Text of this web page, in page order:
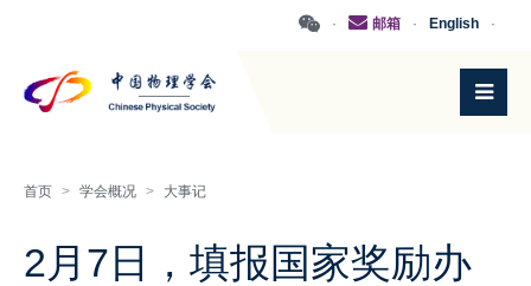
·
English
·
邮箱
·
首页 > 学会概况 > 大事记
2月7日，填报国家奖励办